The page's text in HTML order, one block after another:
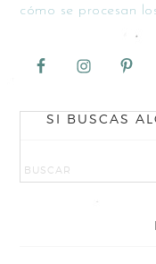
cómo se procesan
SI BUSCAS